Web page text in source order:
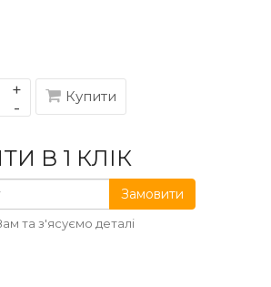
Купити
В 1 КЛІК
Замовити
та з'ясуємо деталі